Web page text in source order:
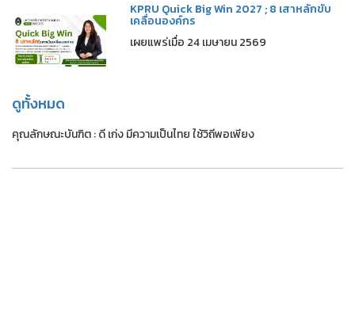
KPRU Quick Big Win 2027 ; 8 เสาหลักขับ
เคลื่อนองค์กร
เผยแพร่เมื่อ 24 เมษายน 2569
ดูทั้งหมด
คุณลักษณะบันฑิต : ดี เก่ง มีความเป็นไทย ใช้วิถีพอเพียง